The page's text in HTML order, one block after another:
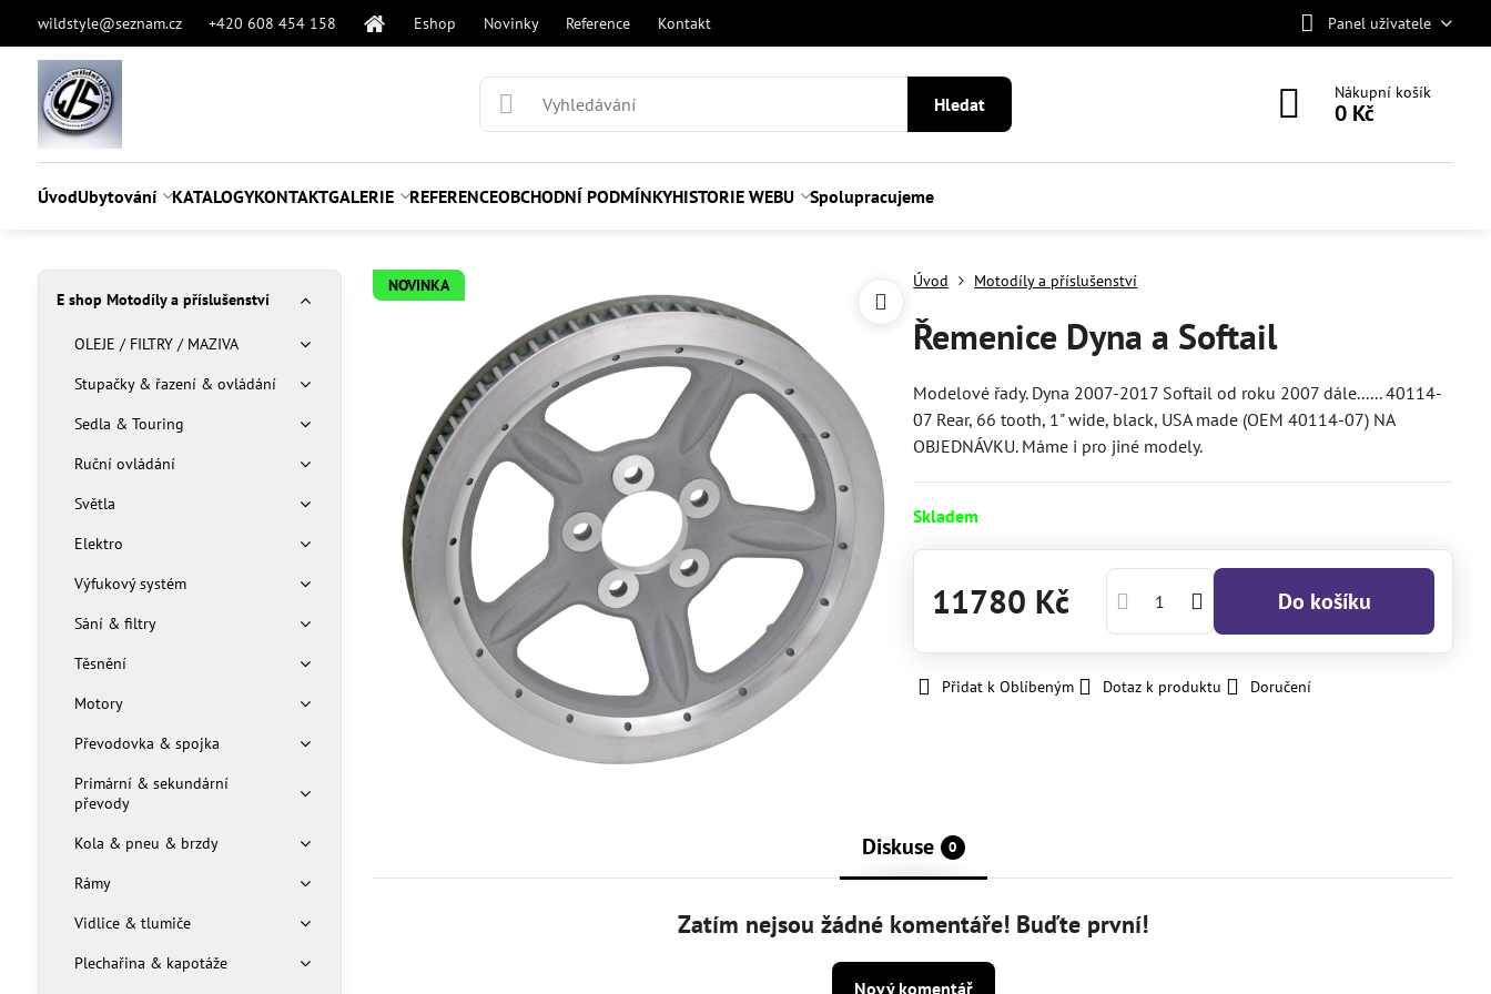
wildstyle@seznam.cz +420 608 454 158 Eshop Novinky Reference Kontakt Panel uživatele
Hledat
Nákupní košík
0 Kč
ÚvodUbytování KATALOGYKONTAKTGALERIE REFERENCEOBCHODNÍ PODMÍNKYHISTORIE WEBU Spolupracujeme
NOVINKA Úvod Motodíly a příslušenství
Řemenice Dyna a Softail
Modelové řady. Dyna 2007-2017 Softail od roku 2007 dále...... 40114-
07 Rear, 66 tooth, 1" wide, black, USA made (OEM 40114-07) NA
OBJEDNÁVKU. Máme i pro jiné modely.
Skladem
11780 Kč Do košíku
Přidat k Oblíbeným Dotaz k produktu Doručení
Diskuse 0
Zatím nejsou žádné komentáře! Buďte první!
Nový komentář
E shop Motodíly a příslušenství
OLEJE / FILTRY / MAZIVA
Stupačky & řazení & ovládání
Sedla & Touring
Ruční ovládání
Světla
Elektro
Výfukový systém
Sání & filtry
Těsnění
Motory
Převodovka & spojka
Primární & sekundární
převody
Kola & pneu & brzdy
Rámy
Vidlice & tlumiče
Plechařina & kapotáže